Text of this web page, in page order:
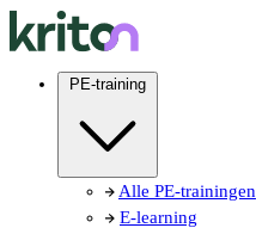
PE-training
Alle PE-trainingen
E-learning